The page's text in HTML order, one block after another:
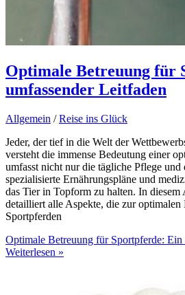
Optimale Betreuung für
umfassender Leitfaden
Allgemein /Reise ins Glück
Jeder, der tief in die Welt der
versteht die immense Bedeutung einer
umfasst nicht nur die tägliche Pflege und
spezialisierte Ernährungspläne und
das Tier in Topform zu halten. In
detailliert alle Aspekte, die zur optimalen
Sportpferden
Optimale Betreuung für Sportpferde: Ein
Weiterlesen »